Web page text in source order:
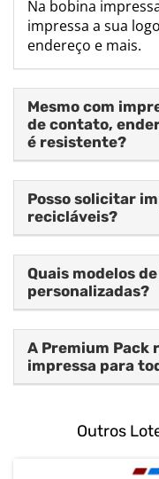
Na bobina
impressa a sua
endereço e mais.
Mesmo com
de contato,
é resistente?
Posso solicitar
recicláveis?
Quais modelos
personalizadas?
A Premium Pack
impressa para
Outros